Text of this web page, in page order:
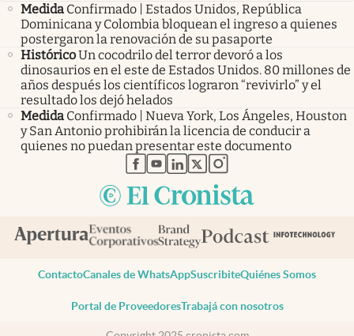
Medida Confirmado | Estados Unidos, República
Dominicana y Colombia bloquean el ingreso a quienes
postergaron la renovación de su pasaporte
HistóricoUn cocodrilo del terror devoró a los
dinosaurios en el este de Estados Unidos. 80 millones de
años después los científicos lograron “revivirlo” y el
resultado los dejó helados
Medida Confirmado | Nueva York, Los Ángeles, Houston
y San Antonio prohibirán la licencia de conducir a
quienes no puedan presentar este documento
abre en nueva pestaña
abre en nueva pestaña
abre en nueva pestaña
abre en nueva pestaña
abre en nueva pestaña
ContactoCanales de WhatsAppSuscribiteQuiénes Somos
Portal de ProveedoresTrabajá con nosotros